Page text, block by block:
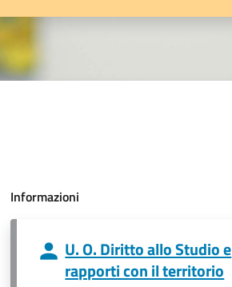
Informazioni
U. O. Diritto allo Studio e
rapporti con il territorio